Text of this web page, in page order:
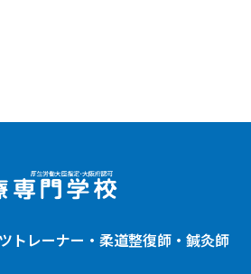
トレーナー・ 柔道整復師 ・鍼灸師